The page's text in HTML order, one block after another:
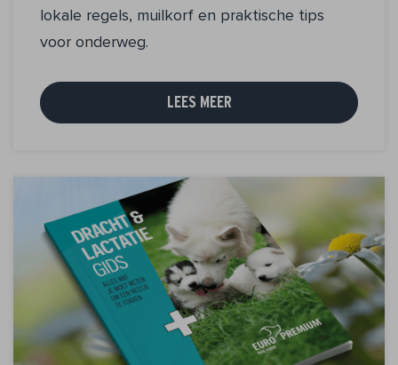
lokale regels, muilkorf en praktische tips
voor onderweg.
LEES MEER